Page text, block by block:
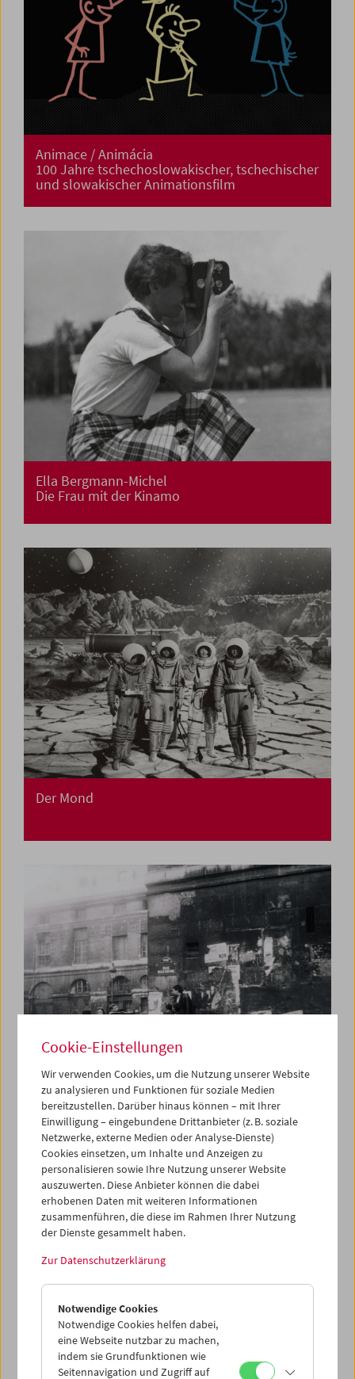
Animace / Animácia
100 Jahre tschechoslowakischer, tschechischer
und slowakischer Animationsfilm
Ella Bergmann-Michel
Die Frau mit der Kinamo
Der Mond
Buchpräsentation und Filme: "Guy Debord –
Das filmische Gesamtwerk"
Cookie-Einstellungen
Wir verwenden Cookies, um die Nutzung unserer Website
zu analysieren und Funktionen für soziale Medien
bereitzustellen. Darüber hinaus können – mit Ihrer
Einwilligung – eingebundene Drittanbieter (z. B. soziale
Netzwerke, externe Medien oder Analyse-Dienste)
Cookies einsetzen, um Inhalte und Anzeigen zu
personalisieren sowie Ihre Nutzung unserer Website
auszuwerten. Diese Anbieter können die dabei
erhobenen Daten mit weiteren Informationen
zusammenführen, die diese im Rahmen Ihrer Nutzung
der Dienste gesammelt haben.
Zur Datenschutzerklärung
Notwendige Cookies
Notwendige Cookies helfen dabei,
eine Webseite nutzbar zu machen,
indem sie Grundfunktionen wie
Seitennavigation und Zugriff auf